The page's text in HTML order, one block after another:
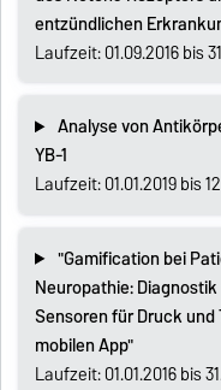
entzündlichen
Laufzeit: 01.09.2016 bis
Analyse von
YB-1
Laufzeit: 01.01.2019 bis
"Gamification bei
Neuropathie:
Sensoren für Druck
mobilen App"
Laufzeit: 01.01.2016 bis